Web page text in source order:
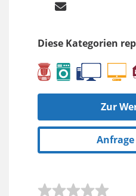
Diese Kategorien
Zur